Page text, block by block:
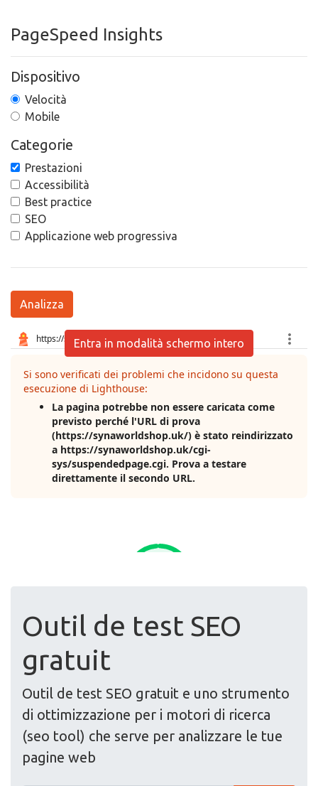
PageSpeed Insights
Dispositivo
Velocità
Mobile
Categorie
Prestazioni
Accessibilità
Best practice
SEO
Applicazione web progressiva
Analizza
Entra in modalità schermo intero
Outil de test SEO
gratuit
Outil de test SEO gratuit e uno strumento
di ottimizzazione per i motori di ricerca
(seo tool) che serve per analizzare le tue
pagine web